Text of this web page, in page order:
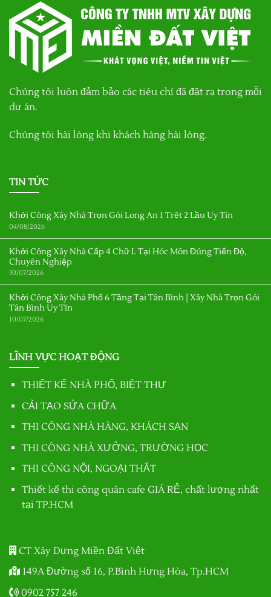
Chúng tôi luôn đảm bảo các tiêu chí đã đặt ra trong mỗi
dự án.
Chúng tôi hài lòng khi khách hàng hài lòng.
TIN TỨC
Khởi Công Xây Nhà Trọn Gói Long An 1 Trệt 2 Lầu Uy Tín
04/08/2026
Khởi Công Xây Nhà Cấp 4 Chữ L Tại Hóc Môn Đúng Tiến Độ,
Chuyên Nghiệp
30/07/2026
Khởi Công Xây Nhà Phố 6 Tầng Tại Tân Bình | Xây Nhà Trọn Gói
Tân Bình Uy Tín
10/07/2026
LĨNH VỰC HOẠT ĐỘNG
THIẾT KẾ NHÀ PHỐ, BIỆT THỰ
CẢI TẠO SỬA CHỮA
THI CÔNG NHÀ HÀNG, KHÁCH SẠN
THI CÔNG NHÀ XƯỞNG, TRƯỜNG HỌC
THI CÔNG NỘI, NGOẠI THẤT
Thiết kế thi công quán cafe GIÁ RẺ, chất lượng nhất
tại TP.HCM
CT Xây Dựng Miền Đất Việt
149A Đường số 16, P.Bình Hưng Hòa, Tp.HCM
0902 757 246